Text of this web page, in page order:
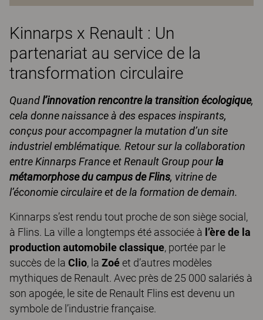
Kinnarps x Renault : Un
partenariat au service de la
transformation circulaire
Quandl’innovation rencontre la transition écologique,
cela donne naissance à des espaces inspirants,
conçus pour accompagner la mutation d’un site
industriel emblématique. Retour sur la collaboration
entre Kinnarps France et Renault Group pourla
métamorphose du campus de Flins, vitrine de
l’économie circulaire et de la formation de demain.
Kinnarps s’est rendu tout proche de son siège social,
à Flins. La ville a longtemps été associée à l’ère de la
production automobile classique, portée par le
succès de la Clio, la Zoéet d’autres modèles
mythiques de Renault. Avec près de 25 000 salariés à
son apogée, le site de Renault Flins est devenu un
symbole de l’industrie française.